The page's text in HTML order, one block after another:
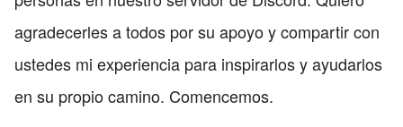
agradecerles a todos por su apoyo y compartir con
ustedes mi experiencia para inspirarlos y ayudarlos
en su propio camino. Comencemos.